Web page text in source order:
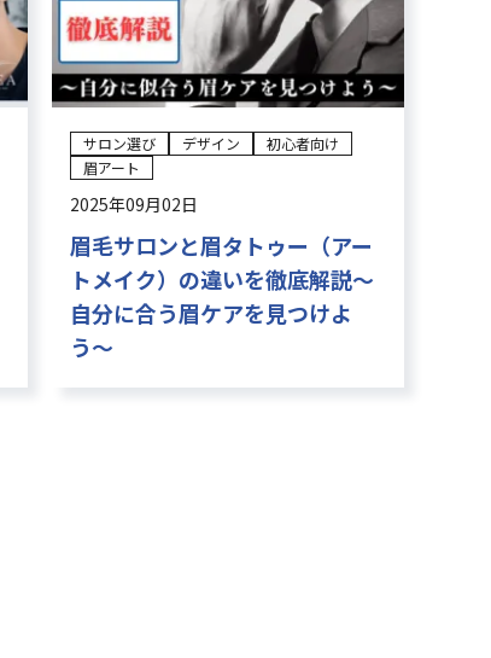
サロン選び デザイン
初心者向け
眉アート
2025年09月02日
眉毛サロンと眉タトゥー（アー
トメイク）の違いを徹底解説〜
自分に合う眉ケアを見つけよ
う〜